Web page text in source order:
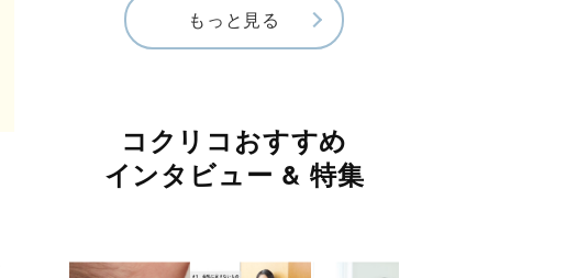
もっと見る
コクリコおすすめ
インタビュー & 特集